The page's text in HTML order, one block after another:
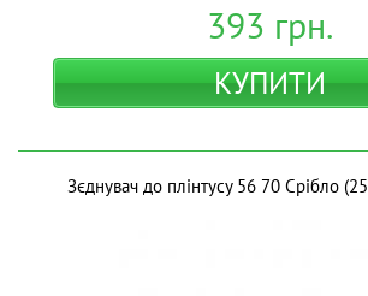
393 грн.
КУПИТИ
Зєднувач до плінтусу 56 70 Срібло